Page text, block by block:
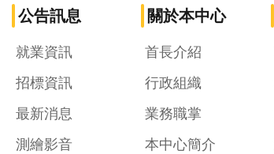
公告訊息
就業資訊
招標資訊
最新消息
測繪影音
關於本中心
首長介紹
行政組織
業務職掌
本中心簡介